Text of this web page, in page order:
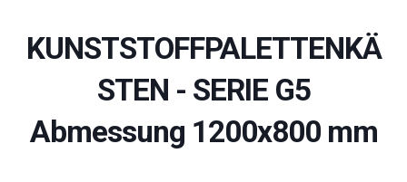
KUNSTSTOFFPALETTENKÄ
STEN - SERIE G5
Abmessung 1200x800 mm